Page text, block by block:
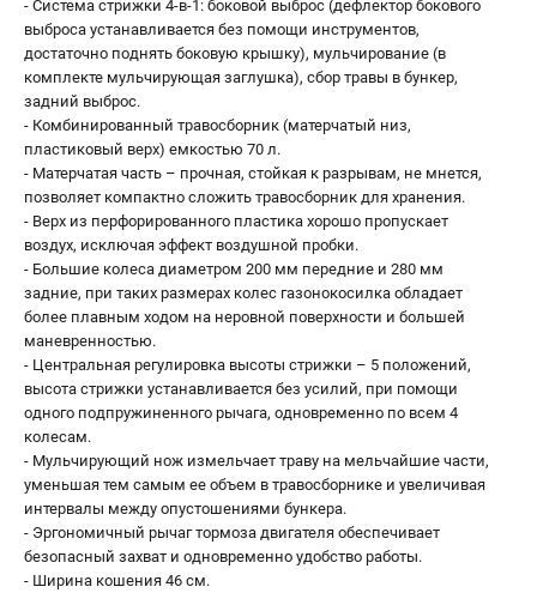
- Система стрижки 4-в-1: боковой выброс (дефлектор бокового
выброса устанавливается без помощи инструментов,
достаточно поднять боковую крышку), мульчирование (в
комплекте мульчирующая заглушка), сбор травы в бункер,
задний выброс.
- Комбинированный травосборник (матерчатый низ,
пластиковый верх) емкостью 70 л.
- Матерчатая часть – прочная, стойкая к разрывам, не мнется,
позволяет компактно сложить травосборник для хранения.
- Верх из перфорированного пластика хорошо пропускает
воздух, исключая эффект воздушной пробки.
- Большие колеса диаметром 200 мм передние и 280 мм
задние, при таких размерах колес газонокосилка обладает
более плавным ходом на неровной поверхности и большей
маневренностью.
- Центральная регулировка высоты стрижки – 5 положений,
высота стрижки устанавливается без усилий, при помощи
одного подпружиненного рычага, одновременно по всем 4
колесам.
- Мульчирующий нож измельчает траву на мельчайшие части,
уменьшая тем самым ее объем в травосборнике и увеличивая
интервалы между опустошениями бункера.
- Эргономичный рычаг тормоза двигателя обеспечивает
безопасный захват и одновременно удобство работы.
- Ширина кошения 46 см.